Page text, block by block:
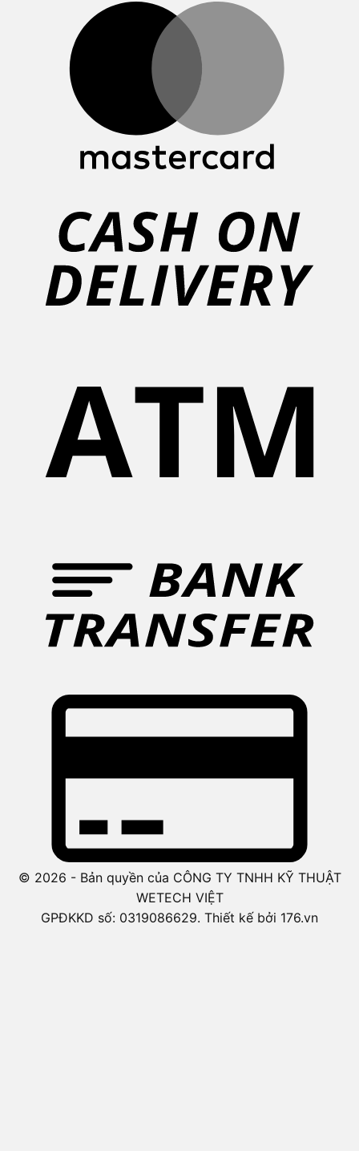
© 2026 - Bản quyền của CÔNG TY TNHH KỸ THUẬT
WETECH VIỆT
GPĐKKD số: 0319086629. Thiết kế bởi 176.vn